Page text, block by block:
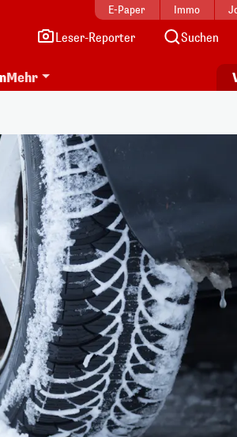
E-Paper Immo
Leser-Reporter Suchen
Mehr